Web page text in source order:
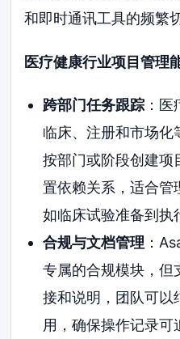
和即时通讯工具的频繁
医疗健康行业项目管理
跨部门任务跟踪：医
临床、注册和市场
按部门或阶段创建项
置依赖关系，适合管
如临床试验准备到执
合规与文档管理 ：
专属的合规模块，但
接和说明，团队可以
用，确保操作记录可